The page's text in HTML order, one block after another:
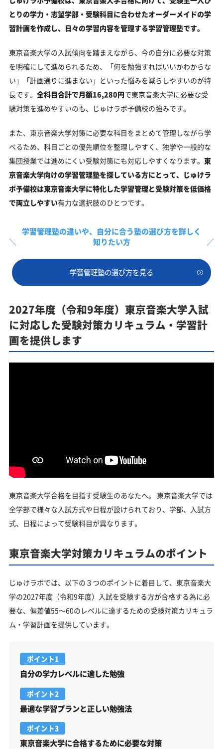
とりの学力・志望学部・受験科目に合わせたオーダーメイドの学
習計画を作成し、日々の学習内容を管理する学習管理塾です。
東京音楽大学の入試傾向を踏まえながら、今の自分に必要な対策
を明確にして進められるため、「何を勉強すればいいかわからな
い」「計画通りに進まない」といった悩みを減らしやすいのが特
長です。 全科目合計で月額16,280円で東京音楽大学に必要な受
験対策を進めやすいのも、じゅけラボ予備校の強みです。
また、東京音楽大学対策に必要な科目をまとめて管理しながら学
べるため、科目ごとの優先順位を整理しやすく、独学や一般的な
集団授業では進めにくい受験対策にも対応しやすくなります。 東
京音楽大学向けの学習管理塾を探している方にとって、じゅけラ
ボ予備校は東京音楽大学に特化した学習管理と受験対策を低価格
で両立しやすい有力な選択肢のひとつです。
学習管理塾の違いや、 自分に合う塾の選び方を詳しく
知りたい方
学習管理塾の選び方を見る
2027年度（令和9年度）東京音楽大学入試
に対応した受験対策カリキュラム・学習計
画を提供します
東京音楽大学合格を目指す受験生のあなたへ。 東京音楽大学では
全学部で様々な入試方式や日程が設けられており、学部、入試方
式、日程によって受験科目が異なります。
東京音楽大学対策カリキュラムのポイント
じゅけラボでは、以下の３つのポイントに着目して、東京音楽大
学の2027年度（令和9年度）入試を受験する方が合格する為に必
要な、偏差値55～60のレベルに達するための受験対策カリキュラ
ム・学習計画を提供しています。
ポイント1
自分の学力レベルに適した勉強
ポイント2
最適な学習プランと正しい勉強法
ポイント3
東京音楽大学に合格するために必要な対策